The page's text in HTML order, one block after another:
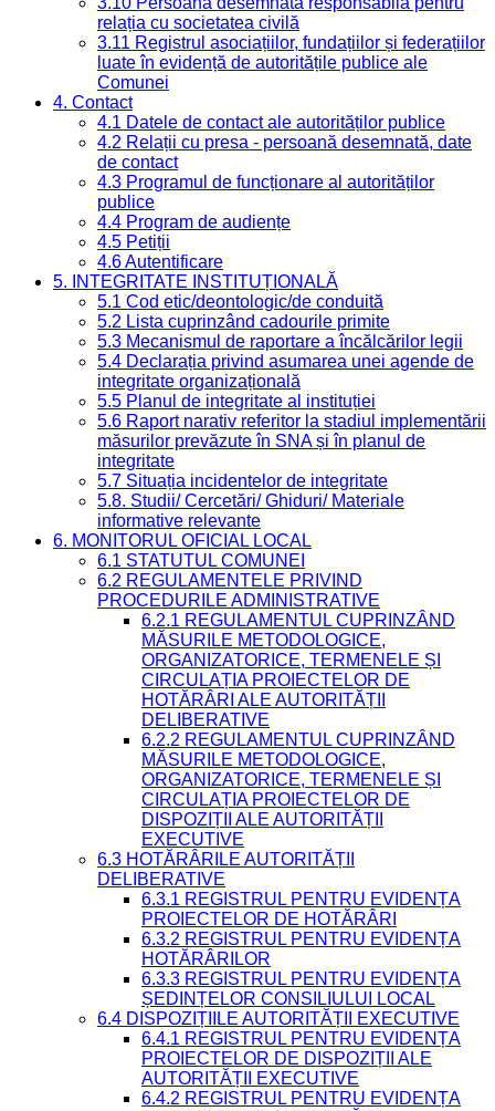
relația cu societatea civilă
3.11 Registrul asociațiilor, fundațiilor și federațiilor
luate în evidență de autoritățile publice ale
Comunei
4. Contact
4.1 Datele de contact ale autorităților publice
4.2 Relații cu presa - persoană desemnată, date
de contact
4.3 Programul de funcționare al autorităților
publice
4.4 Program de audiențe
4.5 Petiții
4.6 Autentificare
5. INTEGRITATE INSTITUȚIONALĂ
5.1 Cod etic/deontologic/de conduită
5.2 Lista cuprinzând cadourile primite
5.3 Mecanismul de raportare a încălcărilor legii
5.4 Declarația privind asumarea unei agende de
integritate organizațională
5.5 Planul de integritate al instituției
5.6 Raport narativ referitor la stadiul implementării
măsurilor prevăzute în SNA și în planul de
integritate
5.7 Situația incidentelor de integritate
5.8. Studii/ Cercetări/ Ghiduri/ Materiale
informative relevante
6. MONITORUL OFICIAL LOCAL
6.1 STATUTUL COMUNEI
6.2 REGULAMENTELE PRIVIND
PROCEDURILE ADMINISTRATIVE
6.2.1 REGULAMENTUL CUPRINZÂND
MĂSURILE METODOLOGICE,
ORGANIZATORICE, TERMENELE ȘI
CIRCULAȚIA PROIECTELOR DE
HOTĂRÂRI ALE AUTORITĂȚII
DELIBERATIVE
6.2.2 REGULAMENTUL CUPRINZÂND
MĂSURILE METODOLOGICE,
ORGANIZATORICE, TERMENELE ȘI
CIRCULAȚIA PROIECTELOR DE
DISPOZIȚII ALE AUTORITĂȚII
EXECUTIVE
6.3 HOTĂRÂRILE AUTORITĂȚII
DELIBERATIVE
6.3.1 REGISTRUL PENTRU EVIDENȚA
PROIECTELOR DE HOTĂRÂRI
6.3.2 REGISTRUL PENTRU EVIDENȚA
HOTĂRÂRILOR
6.3.3 REGISTRUL PENTRU EVIDENȚA
ȘEDINȚELOR CONSILIULUI LOCAL
6.4 DISPOZIȚIILE AUTORITĂȚII EXECUTIVE
6.4.1 REGISTRUL PENTRU EVIDENȚA
PROIECTELOR DE DISPOZIȚII ALE
AUTORITĂȚII EXECUTIVE
6.4.2 REGISTRUL PENTRU EVIDENȚA